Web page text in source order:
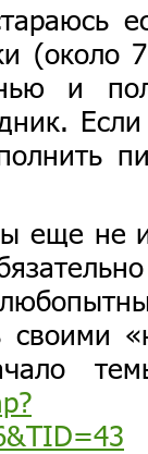
и
еще не
своими